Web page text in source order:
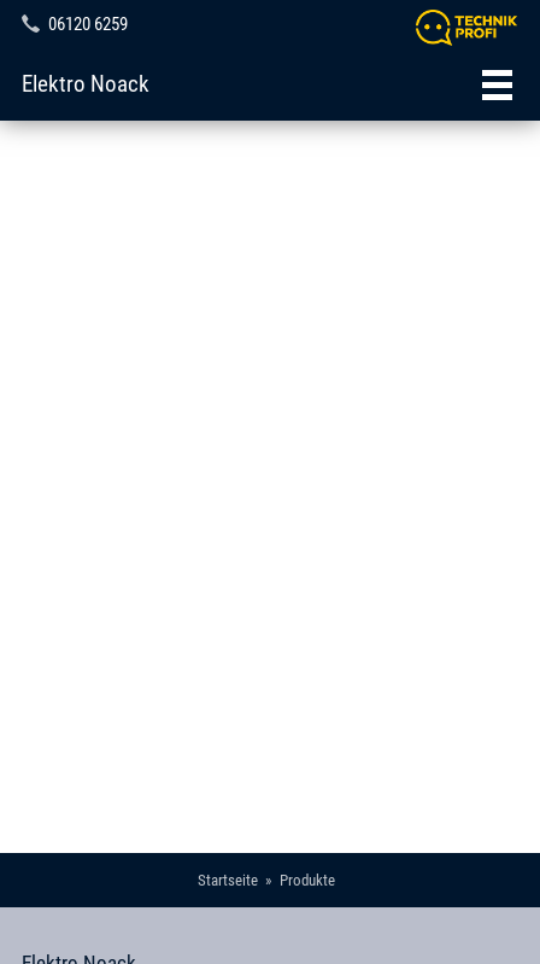
06120 6259
Elektro Noack
Startseite Produkte